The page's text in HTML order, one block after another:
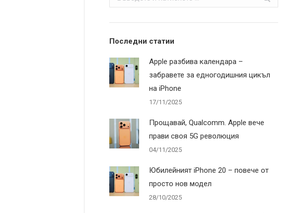
Последни статии
Apple разбива календара –
забравете за едногодишния цикъл
на iPhone
17/11/2025
Прощавай, Qualcomm. Apple вече
прави своя 5G революция
04/11/2025
Юбилейният iPhone 20 – повече от
просто нов модел
28/10/2025